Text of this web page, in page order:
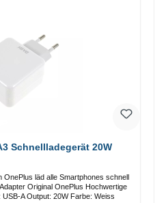
Schnellladegerät 20W
läd alle Smartphones schnell
Hochwertige
USB-A Output: 20W Farbe: Weiss